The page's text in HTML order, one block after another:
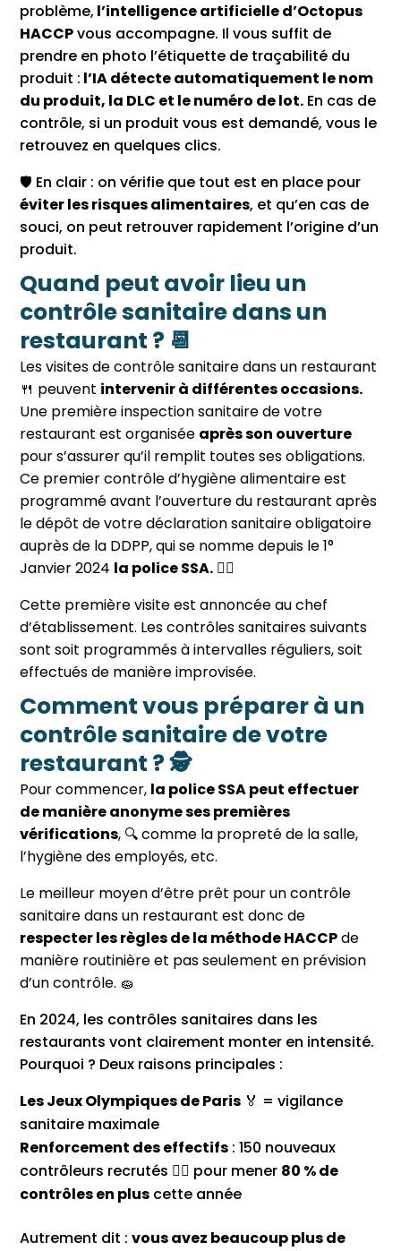
problème, l’intelligence artificielle d’Octopus
HACCPvous accompagne. Il vous suffit de
prendre en photo l’étiquette de traçabilité du
produit : l’IA détecte automatiquement le nom
du produit, la DLC et le numéro de lot. En cas de
contrôle, si un produit vous est demandé, vous le
retrouvez en quelques clics.
🛡 En clair : on vérifie que tout est en place pour
éviter les risques alimentaires, et qu’en cas de
souci, on peut retrouver rapidement l’origine d’un
produit.
Quand peut avoir lieu un
contrôle sanitaire dans un
restaurant ? 📆
Les visites de contrôle sanitaire dans un restaurant
🍴 peuvent intervenir à différentes occasions.
Une première inspection sanitaire de votre
restaurant est organisée après son ouverture
pour s’assurer qu’il remplit toutes ses obligations.
Ce premier contrôle d’hygiène alimentaire est
programmé avant l’ouverture du restaurant après
le dépôt de votre déclaration sanitaire obligatoire
auprès de la DDPP,qui se nomme depuis le 1°
Janvier 2024 la police SSA. 🧑‍✈️
Cette première visite est annoncée au chef
d’établissement. Les contrôles sanitaires suivants
sont soit programmés à intervalles réguliers, soit
effectués de manière improvisée.
Comment vous préparer à un
contrôle sanitaire de votre
restaurant ? 🕵️
Pour commencer, la police SSA peut effectuer
de manière anonyme ses premières
vérifications, 🔍 comme la propreté de la salle,
l’hygiène des employés, etc.
Le meilleur moyen d’être prêt pour un contrôle
sanitaire dans un restaurant est donc de
respecter les règles de la méthode HACCPde
manière routinière et pas seulement en prévision
d’un contrôle. 🧽
En 2024, les contrôles sanitaires dans les
restaurants vont clairement monter en intensité.
Pourquoi ? Deux raisons principales :
Les Jeux Olympiques de Paris 🏅 = vigilance
sanitaire maximale
Renforcement des effectifs : 150 nouveaux
contrôleurs recrutés 🕵️‍♀️ pour mener 80 % de
contrôles en plus cette année
Autrement dit :vous avez beaucoup plus de